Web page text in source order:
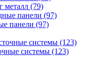
металл (79)
панели (97)
системы (123)